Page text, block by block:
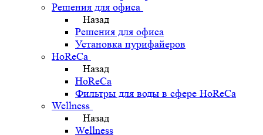
Решения для офиса
Назад
Решения для офиса
Установка пурифайеров
HoReCa
Назад
HoReCa
Фильтры для воды в сфере HoReCa
Wellness
Назад
Wellness